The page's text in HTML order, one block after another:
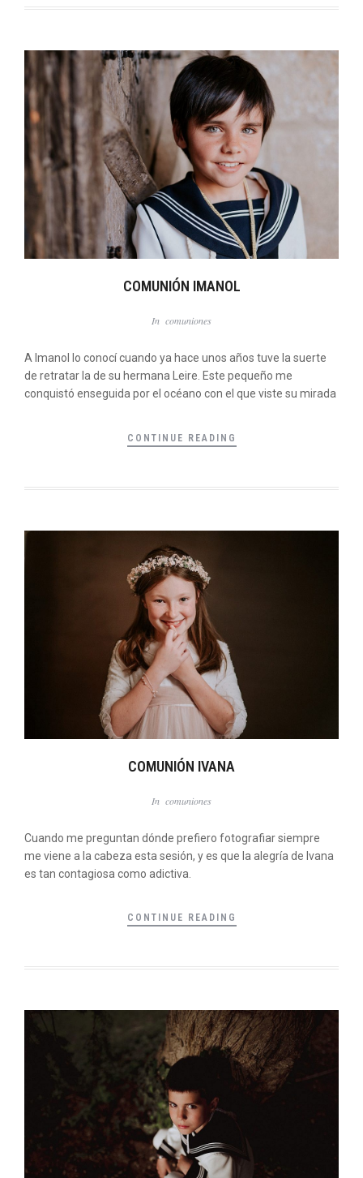
COMUNIÓN IMANOL
In comuniones
A Imanol lo conocí cuando ya hace unos años tuve la suerte
de retratar la de su hermana Leire. Este pequeño me
conquistó enseguida por el océano con el que viste su mirada
CONTINUE READING
COMUNIÓN IVANA
In comuniones
Cuando me preguntan dónde prefiero fotografiar siempre
me viene a la cabeza esta sesión, y es que la alegría de Ivana
es tan contagiosa como adictiva.
CONTINUE READING